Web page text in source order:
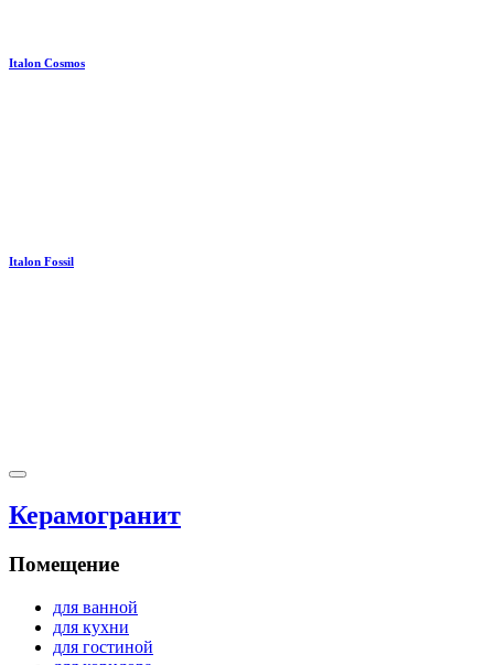
Italon Cosmos
Italon Fossil
Керамогранит
Помещение
для ванной
для кухни
для гостиной